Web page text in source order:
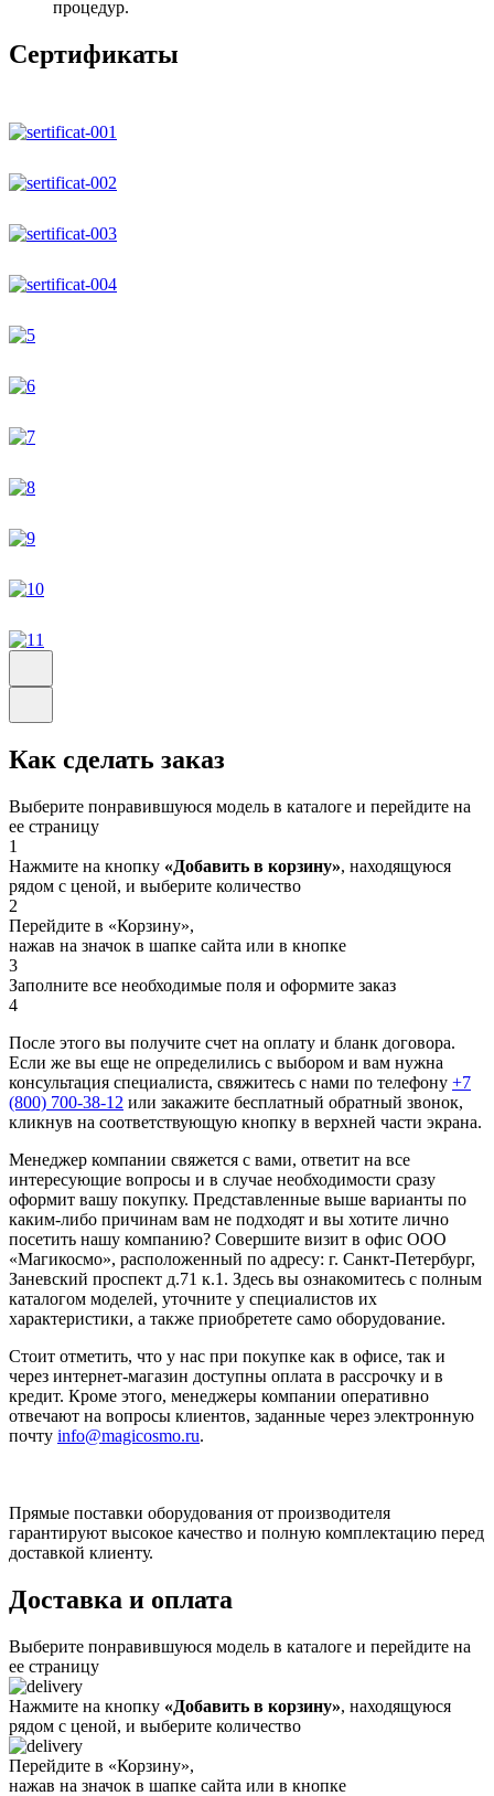
процедур.
Сертификаты
Как сделать заказ
Выберите понравившуюся модель в каталоге и перейдите на
ее страницу
1
Нажмите на кнопку «Добавить в корзину», находящуюся
рядом с ценой, и выберите количество
2
Перейдите в «Корзину»,
нажав на значок в шапке сайта или в кнопке
3
Заполните все необходимые поля и оформите заказ
4
После этого вы получите счет на оплату и бланк договора.
Если же вы еще не определились с выбором и вам нужна
консультация специалиста, свяжитесь с нами по телефону +7
(800) 700-38-12 или закажите бесплатный обратный звонок,
кликнув на соответствующую кнопку в верхней части экрана.
Менеджер компании свяжется с вами, ответит на все
интересующие вопросы и в случае необходимости сразу
оформит вашу покупку. Представленные выше варианты по
каким-либо причинам вам не подходят и вы хотите лично
посетить нашу компанию? Совершите визит в офис ООО
«Магикосмо», расположенный по адресу: г. Санкт-Петербург,
Заневский проспект д.71 к.1. Здесь вы ознакомитесь с полным
каталогом моделей, уточните у специалистов их
характеристики, а также приобретете само оборудование.
Стоит отметить, что у нас при покупке как в офисе, так и
через интернет-магазин доступны оплата в рассрочку и в
кредит. Кроме этого, менеджеры компании оперативно
отвечают на вопросы клиентов, заданные через электронную
почту info@magicosmo.ru.
Прямые поставки оборудования от производителя
гарантируют высокое качество и полную комплектацию перед
доставкой клиенту.
Доставка и оплата
Выберите понравившуюся модель в каталоге и перейдите на
ее страницу
Нажмите на кнопку «Добавить в корзину», находящуюся
рядом с ценой, и выберите количество
Перейдите в «Корзину»,
нажав на значок в шапке сайта или в кнопке